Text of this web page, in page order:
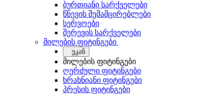
ბურთიანი სარქველები
წნევის შემამცირებლები
სერვოები
შერევის სარქველები
მილების ფიტინგები
უკან
მილების ფიტინგები
ღერძული ფიტინგები
ხრახნიანი ფიტინგები
პრესის ფიტინგები